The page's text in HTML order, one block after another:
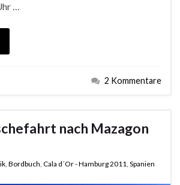
…
2 Kommentare
nach Mazagon
, Bordbuch, Cala d´Or - Hamburg 2011, Spanien